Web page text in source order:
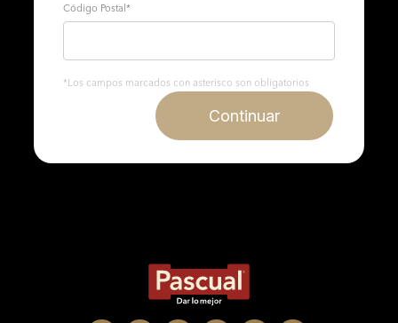
Código Postal*
*Los campos marcados con asterisco son obligatorios
Continuar